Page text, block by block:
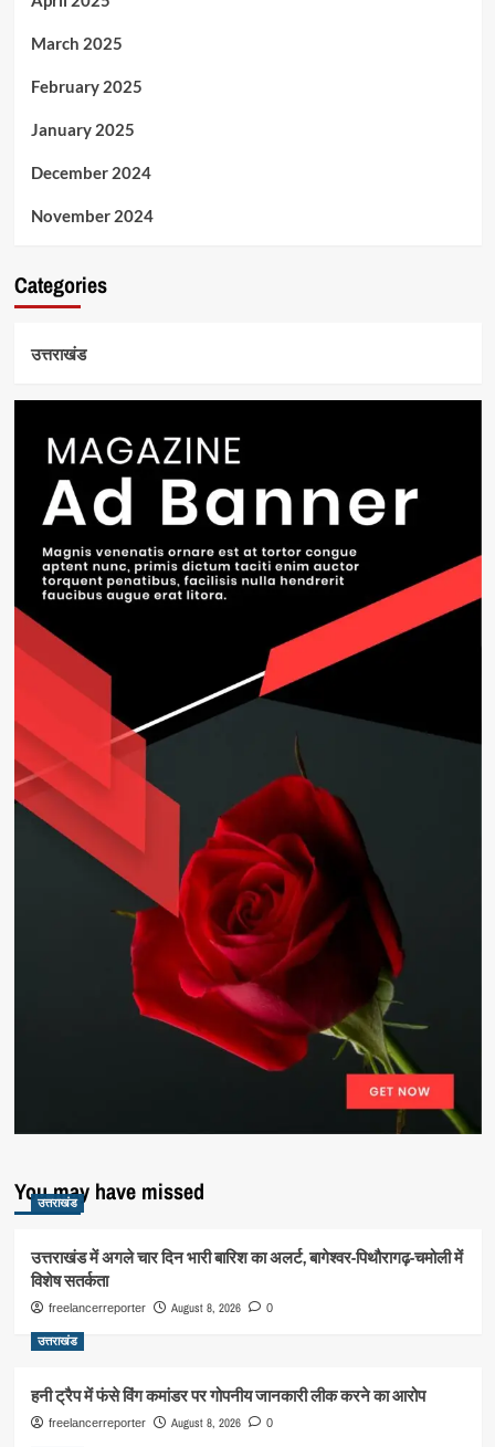
March 2025
February 2025
January 2025
December 2024
November 2024
Categories
उत्तराखंड
You may have missed
उत्तराखंड
उत्तराखंड में अगले चार दिन भारी बारिश का अलर्ट, बागेश्वर-पिथौरागढ़-चमोली में
विशेष सतर्कता
freelancerreporter August 8, 2026 0
उत्तराखंड
हनी ट्रैप में फंसे विंग कमांडर पर गोपनीय जानकारी लीक करने का आरोप
freelancerreporter August 8, 2026 0